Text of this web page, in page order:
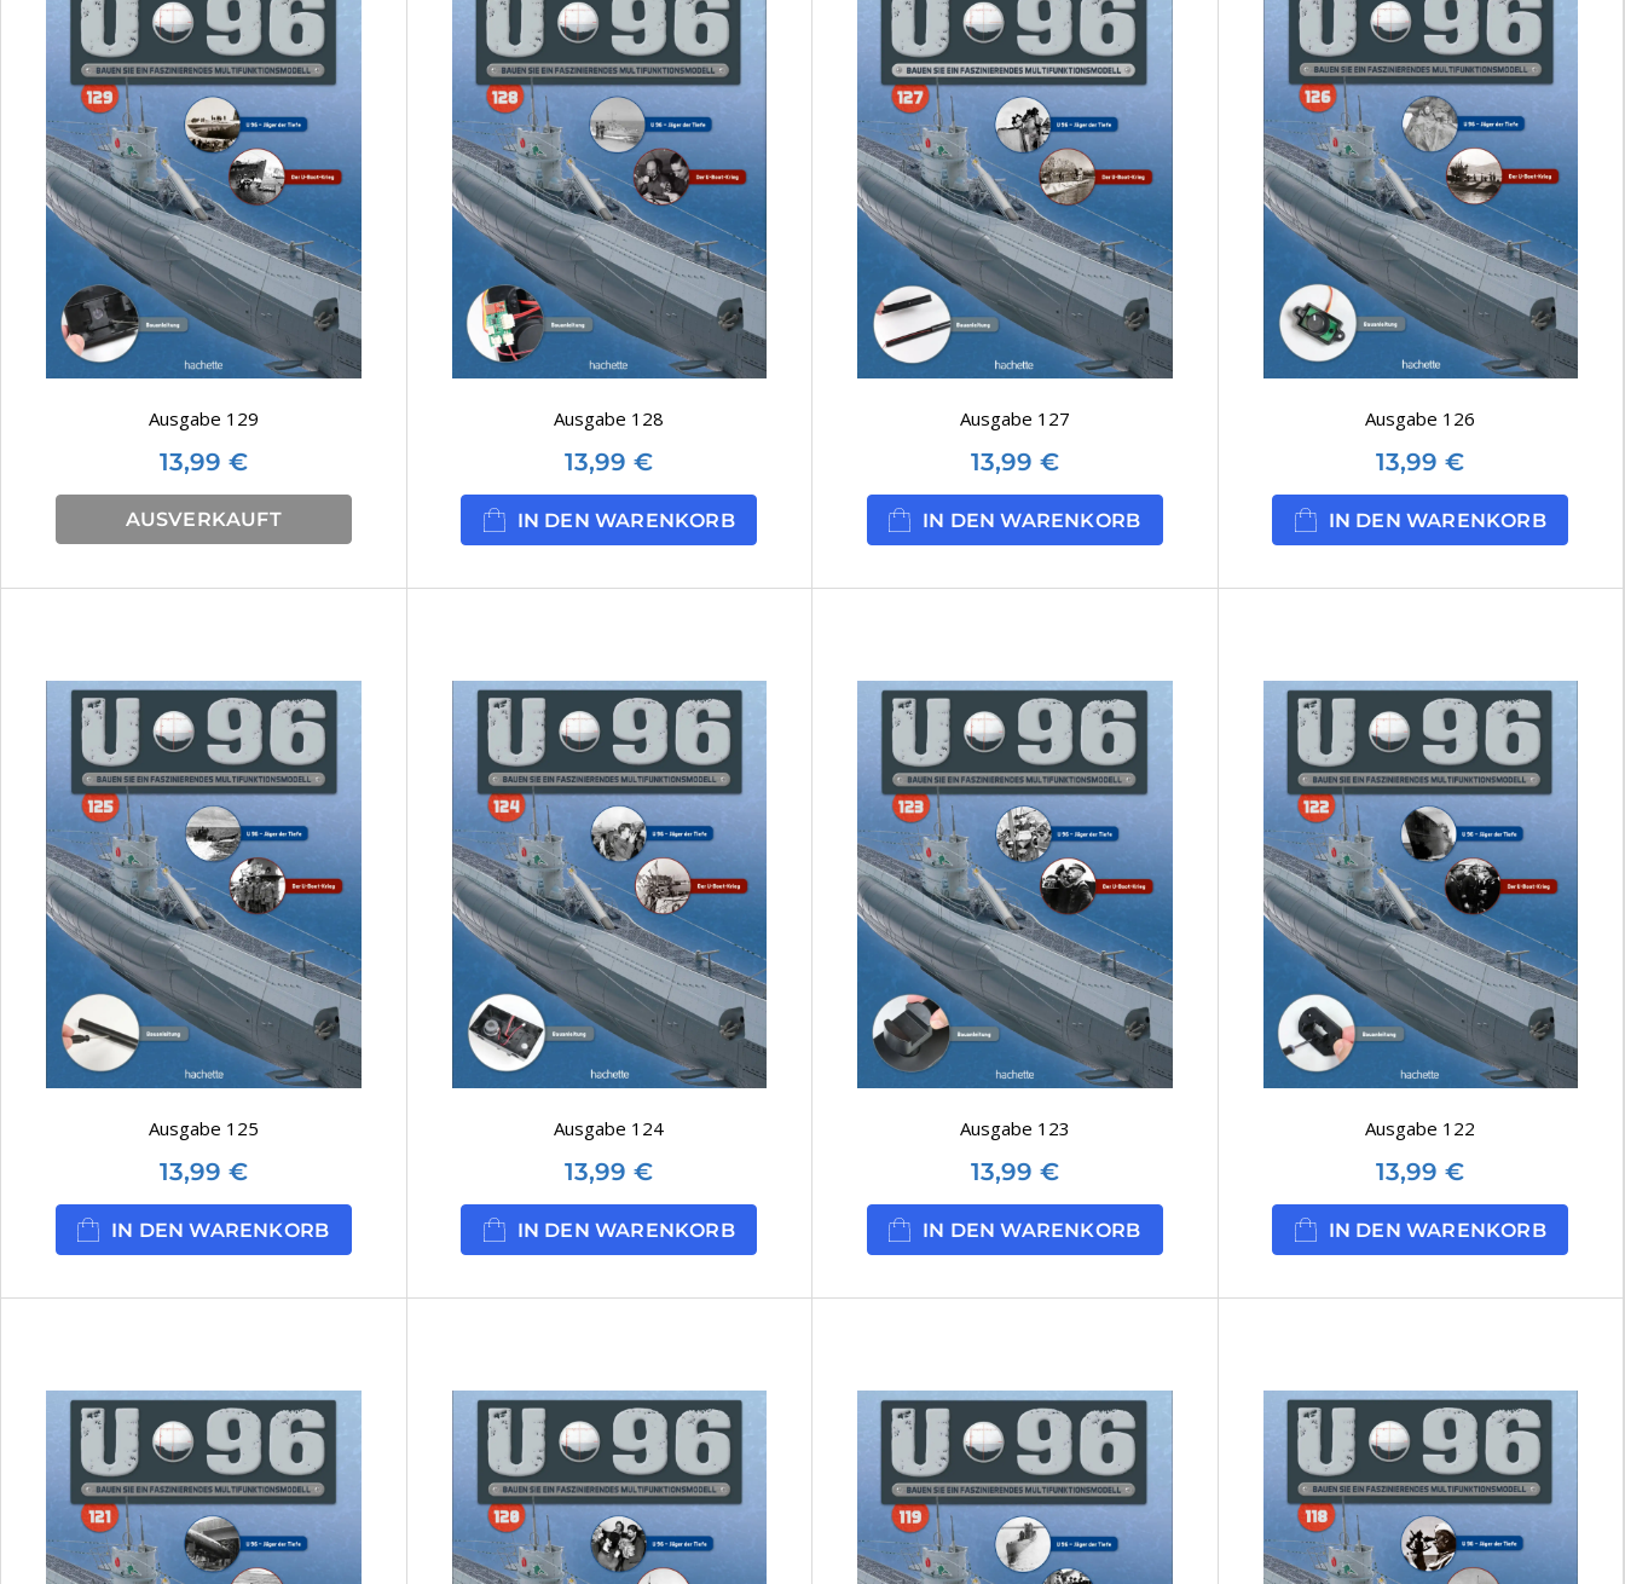
Ausgabe 129
13,99 €
AUSVERKAUFT
Ausgabe 128
13,99 €
IN DEN WARENKORB
Ausgabe 127
13,99 €
IN DEN WARENKORB
Ausgabe 126
13,99 €
IN DEN WARENKORB
Ausgabe 125
13,99 €
IN DEN WARENKORB
Ausgabe 124
13,99 €
IN DEN WARENKORB
Ausgabe 123
13,99 €
IN DEN WARENKORB
Ausgabe 122
13,99 €
IN DEN WARENKORB